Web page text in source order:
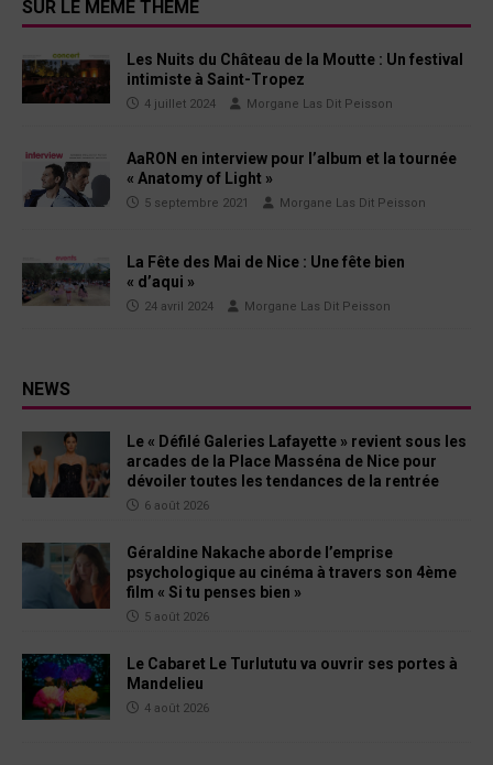
SUR LE MÊME THÈME
Les Nuits du Château de la Moutte : Un festival
intimiste à Saint-Tropez
4 juillet 2024 Morgane Las Dit Peisson
AaRON en interview pour l’album et la tournée
« Anatomy of Light »
5 septembre 2021 Morgane Las Dit Peisson
La Fête des Mai de Nice : Une fête bien
« d’aqui »
24 avril 2024 Morgane Las Dit Peisson
NEWS
Le « Défilé Galeries Lafayette » revient sous les
arcades de la Place Masséna de Nice pour
dévoiler toutes les tendances de la rentrée
6 août 2026
Géraldine Nakache aborde l’emprise
psychologique au cinéma à travers son 4ème
film « Si tu penses bien »
5 août 2026
Le Cabaret Le Turlututu va ouvrir ses portes à
Mandelieu
4 août 2026